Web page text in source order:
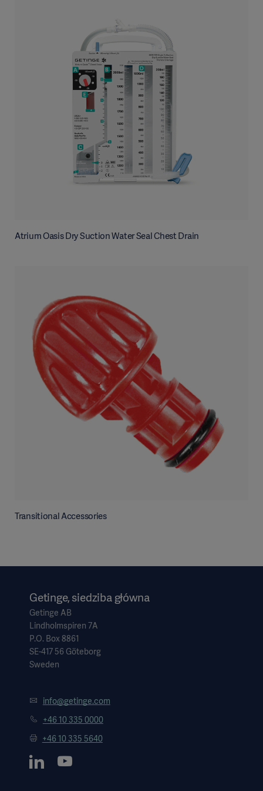
Atrium Oasis Dry Suction Water Seal Chest Drain
Transitional Accessories
Getinge, siedziba główna
Getinge AB
Lindholmspiren 7A
P.O. Box 8861
SE-417 56 Göteborg
Sweden
info@getinge.com
+46 10 335 0000
+46 10 335 5640